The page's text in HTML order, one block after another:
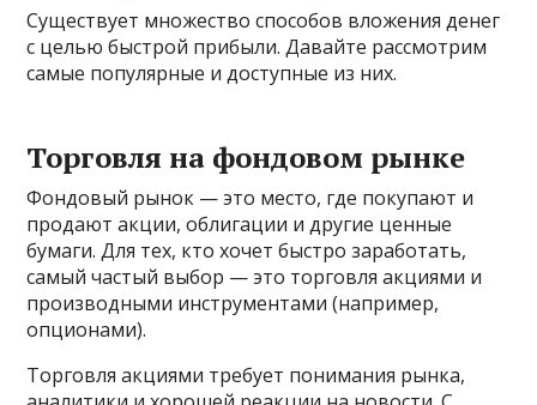
Существует множество способов вложения денег
с целью быстрой прибыли. Давайте рассмотрим
самые популярные и доступные из них.
Торговля на фондовом рынке
Фондовый рынок — это место, где покупают и
продают акции, облигации и другие ценные
бумаги. Для тех, кто хочет быстро заработать,
самый частый выбор — это торговля акциями и
производными инструментами (например,
опционами).
Торговля акциями требует понимания рынка,